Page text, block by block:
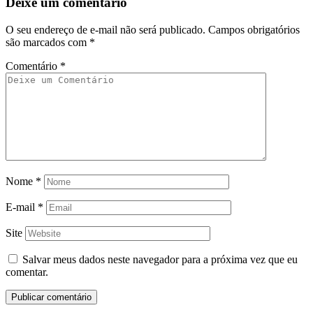
O seu endereço de e-mail não será publicado. Campos obrigatórios
são marcados com *
Comentário *
Nome *
E-mail *
Site
Salvar meus dados neste navegador para a próxima vez que eu
comentar.